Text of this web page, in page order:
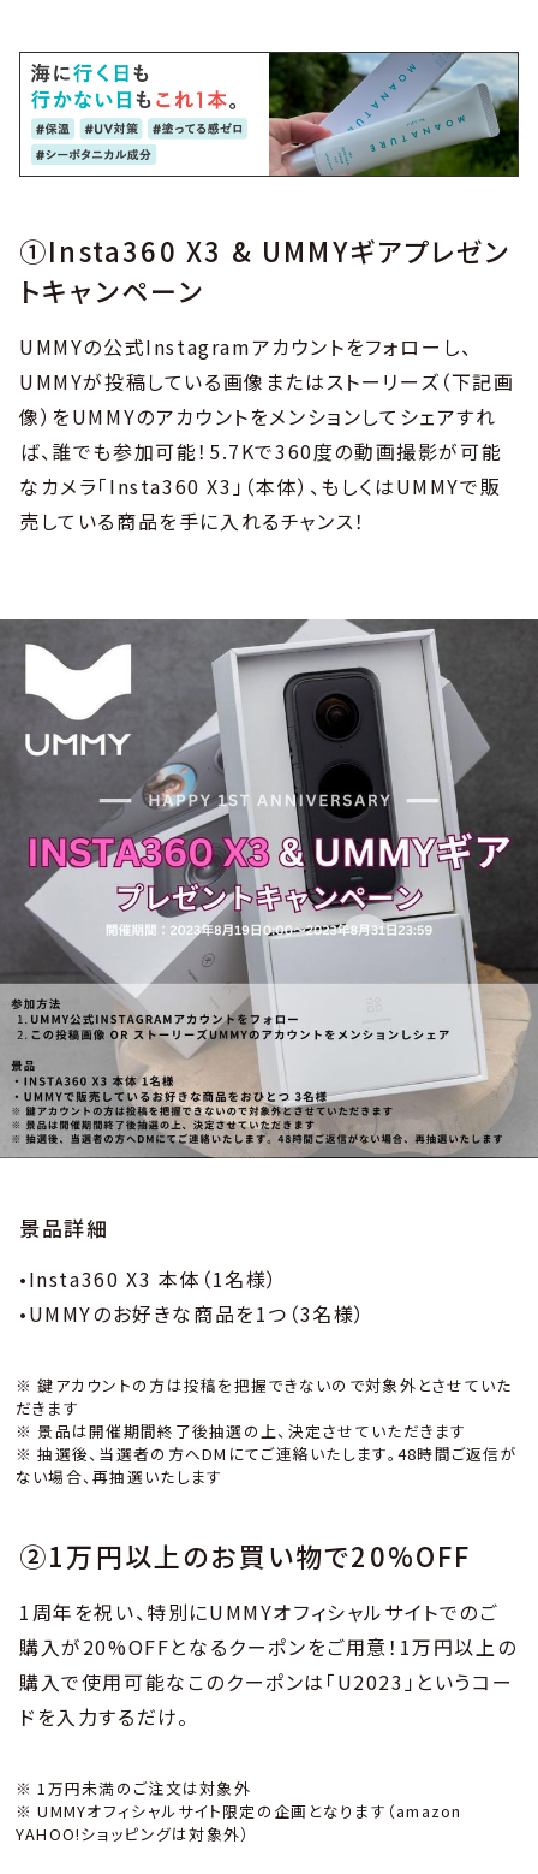
①Insta360 X3 & UMMYギアプレゼン
トキャンペーン
UMMYの公式Instagramアカウントをフォローし、
UMMYが投稿している画像またはストーリーズ（下記画
像）をUMMYのアカウントをメンションしてシェアすれ
ば、誰でも参加可能！5.7Kで360度の動画撮影が可能
なカメラ「Insta360 X3」（本体）、もしくはUMMYで販
売している商品を手に入れるチャンス！
景品詳細
•Insta360 X3 本体（1名様）
•UMMYのお好きな商品を1つ（3名様）
※ 鍵アカウントの方は投稿を把握できないので対象外とさせていた
だきます
※ 景品は開催期間終了後抽選の上、決定させていただきます
※ 抽選後、当選者の方へDMにてご連絡いたします。48時間ご返信が
ない場合、再抽選いたします
②1万円以上のお買い物で20%OFF
1周年を祝い、特別にUMMYオフィシャルサイトでのご
購入が20%OFFとなるクーポンをご用意！1万円以上の
購入で使用可能なこのクーポンは「U2023」というコー
ドを入力するだけ。
※ 1万円未満のご注文は対象外
※ UMMYオフィシャルサイト限定の企画となります（amazon
YAHOO!ショッピングは対象外）